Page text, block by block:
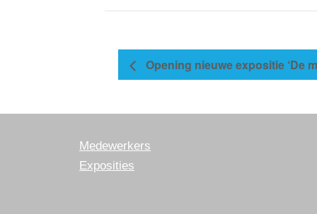
Opening nieuwe expositie ‘De
Medewerkers
Exposities